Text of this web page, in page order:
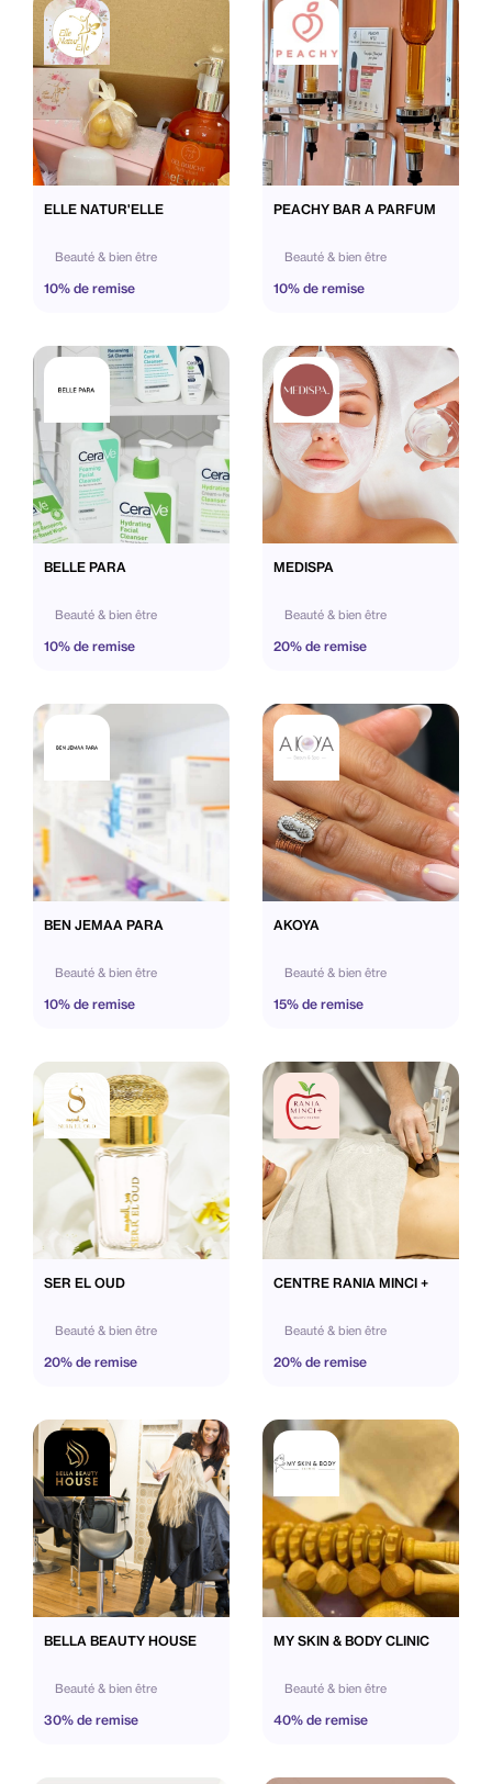
ELLE NATUR'ELLE
Beauté & bien être
10% de remise
PEACHY BAR A PARFUM
Beauté & bien être
10% de remise
BELLE PARA
Beauté & bien être
10% de remise
MEDISPA
Beauté & bien être
20% de remise
BEN JEMAA PARA
Beauté & bien être
10% de remise
AKOYA
Beauté & bien être
15% de remise
SER EL OUD
Beauté & bien être
20% de remise
CENTRE RANIA MINCI +
Beauté & bien être
20% de remise
BELLA BEAUTY HOUSE
Beauté & bien être
30% de remise
MY SKIN & BODY CLINIC
Beauté & bien être
40% de remise